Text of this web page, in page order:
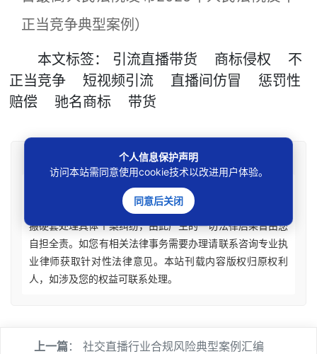
正当竞争典型案例）
本文标签： 引流直播带货 商标侵权
不
正当竞争
短视频引流 直播间仿冒
惩罚性
赔偿
驰名商标 带货
免责声明
本站所刊资讯仅为学术观点交流，不构成任何形式法律
意见建议。法律适用存在地域、时效、个案等差异，请勿生
搬硬套处理具体个案纠纷，由此产生的一切法律后果皆由您
自担全责。如您有相关法律事务需要办理请联系咨询专业执
业律师获取针对性法律意见。本站刊载内容版权归原权利
人，如涉及您的权益可联系处理。
上一篇： 社交直播行业合规风险典型案例汇编
个人信息保护声明
访问本站需同意使用cookie技术以改进用户体验。
同意后关闭